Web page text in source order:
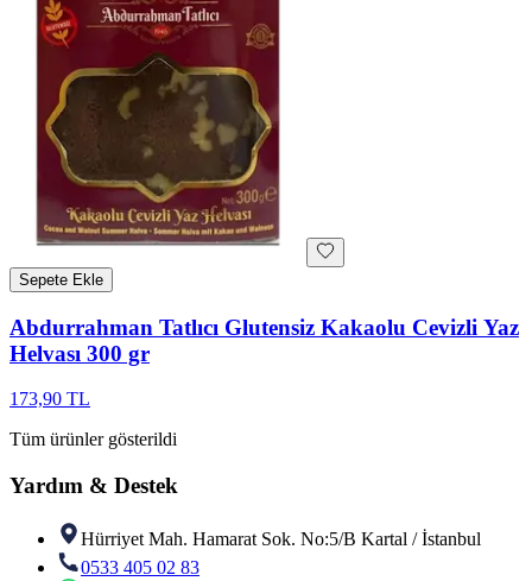
Sepete Ekle
Abdurrahman Tatlıcı Glutensiz Kakaolu Cevizli Yaz
Helvası 300 gr
173,90 TL
Tüm ürünler gösterildi
Yardım & Destek
Hürriyet Mah. Hamarat Sok. No:5/B Kartal / İstanbul
0533 405 02 83